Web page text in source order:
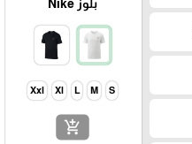
بلوز Nike
S
M
L
Xl
Xxl
add_shopping_cart